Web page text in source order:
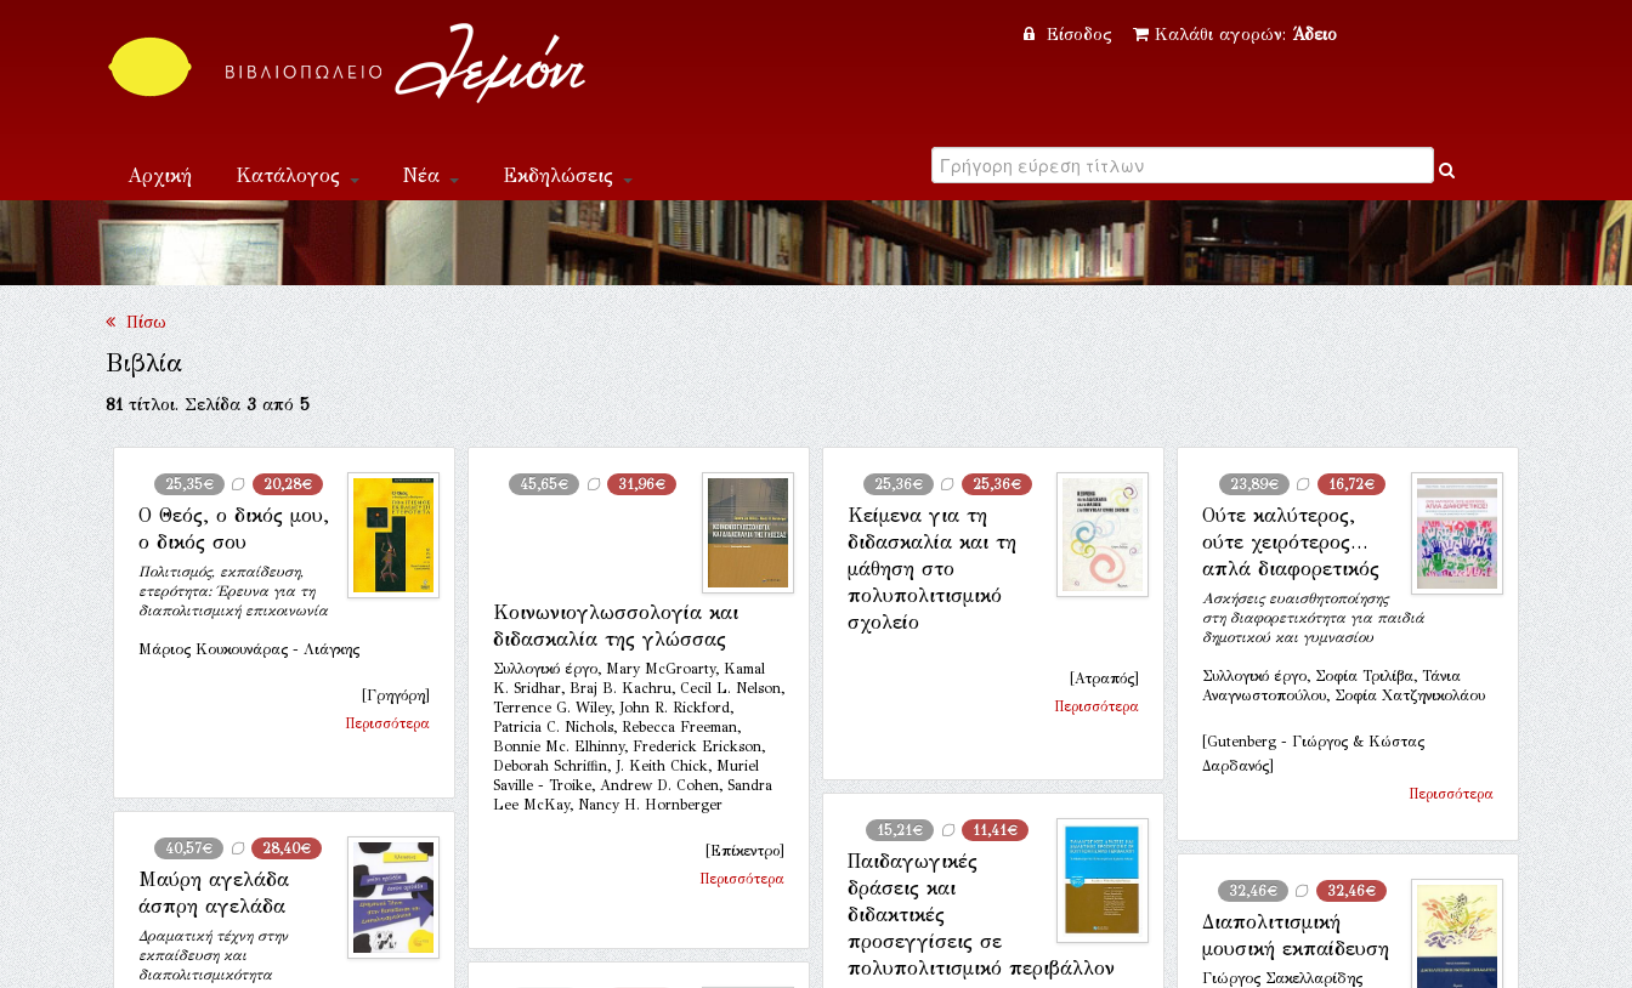
Είσοδος Καλάθι αγορών: Άδειο
Αρχική Κατάλογος Νέα Εκδηλώσεις
Επικοινωνία
Πίσω
Βιβλία
81τίτλοι. Σελίδα3από5
25,35€ 20,28€
Ο Θεός, ο δικός μου,
ο δικός σου
Πολιτισμός, εκπαίδευση,
ετερότητα: Έρευνα για τη
διαπολιτισμική επικοινωνία
Μάριος Κουκουνάρας - Λιάγκης
[Γρηγόρη]
Περισσότερα
45,65€ 31,96€
Κοινωνιογλωσσολογία και
διδασκαλία της γλώσσας
Συλλογικό έργο, Mary McGroarty, Kamal
K. Sridhar, Braj B. Kachru, Cecil L. Nelson,
Terrence G. Wiley, John R. Rickford,
Patricia C. Nichols, Rebecca Freeman,
Bonnie Mc. Elhinny, Frederick Erickson,
Deborah Schriffin, J. Keith Chick, Muriel
Saville - Troike, Andrew D. Cohen, Sandra
Lee McKay, Nancy H. Hornberger
[Επίκεντρο]
Περισσότερα
25,36€ 25,36€
Κείμενα για τη
διδασκαλία και τη
μάθηση στο
πολυπολιτισμικό
σχολείο
[Ατραπός]
Περισσότερα
23,89€ 16,72€
Ούτε καλύτερος,
ούτε χειρότερος…
απλά διαφορετικός
Ασκήσεις ευαισθητοποίησης
στη διαφορετικότητα για παιδιά
δημοτικού και γυμνασίου
Συλλογικό έργο, Σοφία Τριλίβα, Τάνια
Αναγνωστοπούλου, Σοφία Χατζηνικολάου
[Gutenberg - Γιώργος & Κώστας
Δαρδανός]
Περισσότερα
15,21€ 11,41€
Παιδαγωγικές
δράσεις και
διδακτικές
προσεγγίσεις σε
πολυπολιτισμικό περιβάλλον
40,57€ 28,40€
Μαύρη αγελάδα
άσπρη αγελάδα
Δραματική τέχνη στην
εκπαίδευση και
διαπολιτισμικότητα
32,46€ 32,46€
Διαπολιτισμική
μουσική εκπαίδευση
Γιώργος Σακελλαρίδης